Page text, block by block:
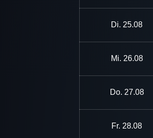
Di. 25.08
Mi. 26.08
Do. 27.08
Fr. 28.08